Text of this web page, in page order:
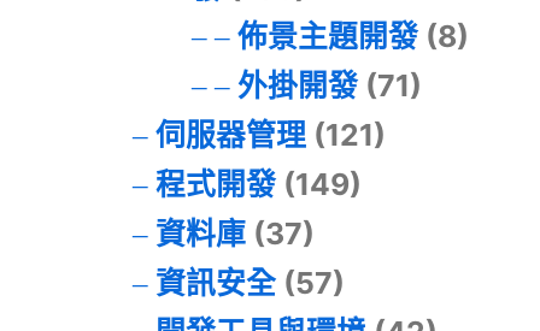
佈景主題開發(8)
外掛開發(71)
伺服器管理(121)
程式開發(149)
資料庫(37)
資訊安全(57)